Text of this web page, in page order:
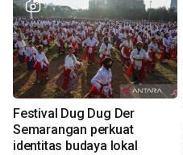
Festival Dug Dug Der
Semarangan perkuat
identitas budaya lokal